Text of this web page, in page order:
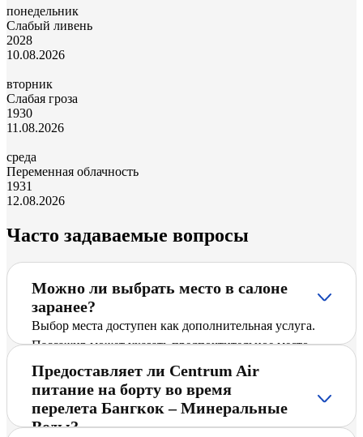
понедельник
Слабый ливень
2028
10.08.2026
вторник
Слабая гроза
1930
11.08.2026
среда
Переменная облачность
1931
12.08.2026
Часто задаваемые вопросы
Можно ли выбрать место в салоне
заранее?
Выбор места доступен как дополнительная услуга.
Пассажир может указать предпочтительное место
при оформлении бронирования либо позже – через
управление заказом на официальном сайте.
Возможность выбора зависит от конкретного рейса и
типа воздушного судна.
Предоставляет ли Centrum Air
питание на борту во время
перелета Бангкок – Минеральные
Воды?